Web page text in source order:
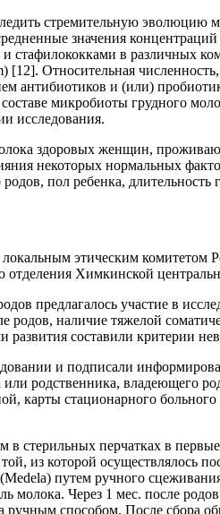
стремительную
значения
и стафилококками в различных
[12]. Относительная
антибиотиков и (или)
микробиоты грудного
исследования.
здоровых женщин,
некоторых нормальных
пол ребенка, длительность
этическим комитетом
отделения Химкинской
предлагалось участие в
родов, наличие тяжелой
составили критерии
и подписали
или родственника, владеющего
карты стационарного
в стерильных перчатках в
из которой осуществлялось
путем ручного
молока. Через 1 мес. после
ручным способом. После сбора